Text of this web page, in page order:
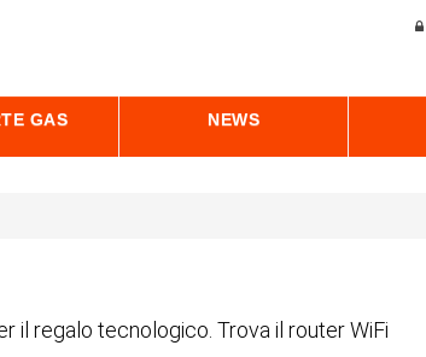
GAS NEWS
il regalo tecnologico. Trova il router WiFi